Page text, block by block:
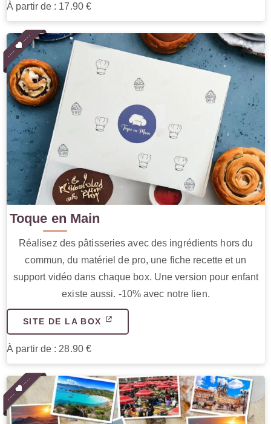
À partir de : 17.90 €
Toque en Main
Réalisez des pâtisseries avec des ingrédients hors du
commun, du matériel de pro, une fiche recette et un
support vidéo dans chaque box. Une version pour enfant
existe aussi. -10% avec notre lien.
SITE DE LA BOX
À partir de : 28.90 €